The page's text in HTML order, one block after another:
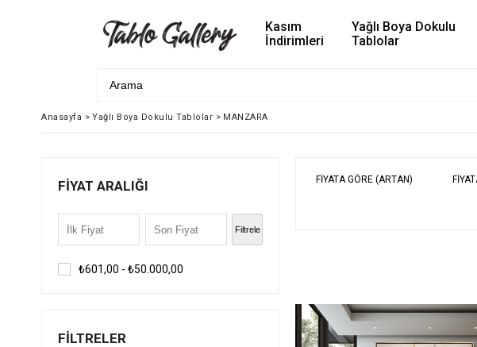
Kasım
İndirimleri
Yağlı Boya Dokulu
Tablolar
Anasayfa > Yağlı Boya Dokulu Tablolar > MANZARA
FIYAT ARALIĞI
Filtrele
₺601,00 - ₺50.000,00
FILTRELER
FIYATA GÖRE (ARTAN)